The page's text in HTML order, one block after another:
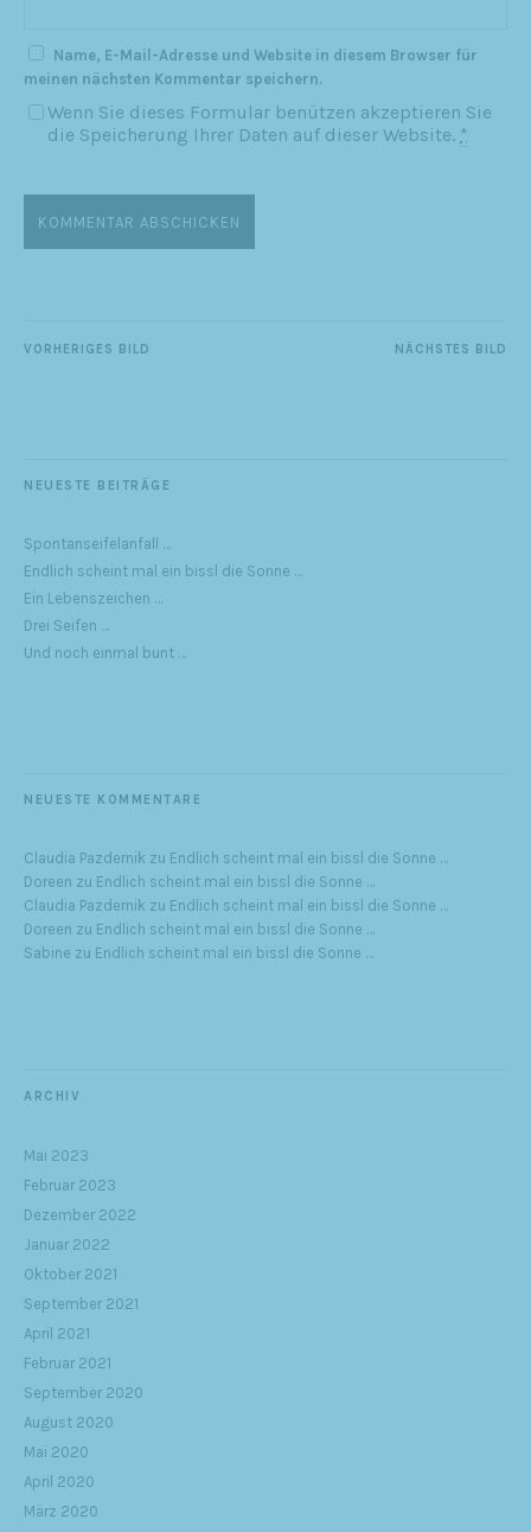
Name, E-Mail-Adresse und Website in diesem Browser für
meinen nächsten Kommentar speichern.
Wenn Sie dieses Formular benützen akzeptieren Sie
die Speicherung Ihrer Daten auf dieser Website. *
NÄCHSTES BILD
VORHERIGES BILD
NEUESTE BEITRÄGE
Spontanseifelanfall …
Endlich scheint mal ein bissl die Sonne …
Ein Lebenszeichen …
Drei Seifen …
Und noch einmal bunt …
NEUESTE KOMMENTARE
Claudia Pazdernik zu Endlich scheint mal ein bissl die Sonne …
Doreen zu Endlich scheint mal ein bissl die Sonne …
Claudia Pazdernik zu Endlich scheint mal ein bissl die Sonne …
Doreen zu Endlich scheint mal ein bissl die Sonne …
Sabine zu Endlich scheint mal ein bissl die Sonne …
ARCHIV
Mai 2023
Februar 2023
Dezember 2022
Januar 2022
Oktober 2021
September 2021
April 2021
Februar 2021
September 2020
August 2020
Mai 2020
April 2020
März 2020